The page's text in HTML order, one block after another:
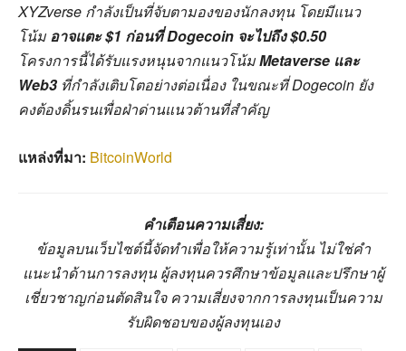
XYZverse กำลังเป็นที่จับตามองของนักลงทุน โดยมีแนว
โน้มอาจแตะ $1 ก่อนที่ Dogecoin จะไปถึง $0.50
โครงการนี้ได้รับแรงหนุนจากแนวโน้มMetaverse และ
Web3 ที่กำลังเติบโตอย่างต่อเนื่อง ในขณะที่ Dogecoin ยัง
คงต้องดิ้นรนเพื่อฝ่าด่านแนวต้านที่สำคัญ
แหล่งที่มา: BitcoinWorld
คำเตือนความเสี่ยง:
ข้อมูลบนเว็บไซต์นี้จัดทำเพื่อให้ความรู้เท่านั้น ไม่ใช่คำ
แนะนำด้านการลงทุน ผู้ลงทุนควรศึกษาข้อมูลและปรึกษาผู้
เชี่ยวชาญก่อนตัดสินใจ ความเสี่ยงจากการลงทุนเป็นความ
รับผิดชอบของผู้ลงทุนเอง